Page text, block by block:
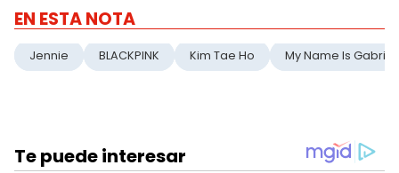
EN ESTA NOTA
Jennie BLACKPINK Kim Tae Ho My Name Is Gabriel